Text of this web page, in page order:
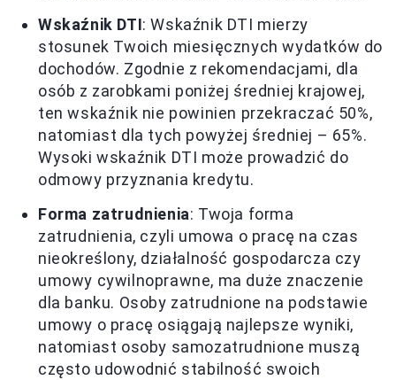
Wskaźnik DTI: Wskaźnik DTI mierzy
stosunek Twoich miesięcznych wydatków do
dochodów. Zgodnie z rekomendacjami, dla
osób z zarobkami poniżej średniej krajowej,
ten wskaźnik nie powinien przekraczać 50%,
natomiast dla tych powyżej średniej – 65%.
Wysoki wskaźnik DTI może prowadzić do
odmowy przyznania kredytu.
Forma zatrudnienia: Twoja forma
zatrudnienia, czyli umowa o pracę na czas
nieokreślony, działalność gospodarcza czy
umowy cywilnoprawne, ma duże znaczenie
dla banku. Osoby zatrudnione na podstawie
umowy o pracę osiągają najlepsze wyniki,
natomiast osoby samozatrudnione muszą
często udowodnić stabilność swoich